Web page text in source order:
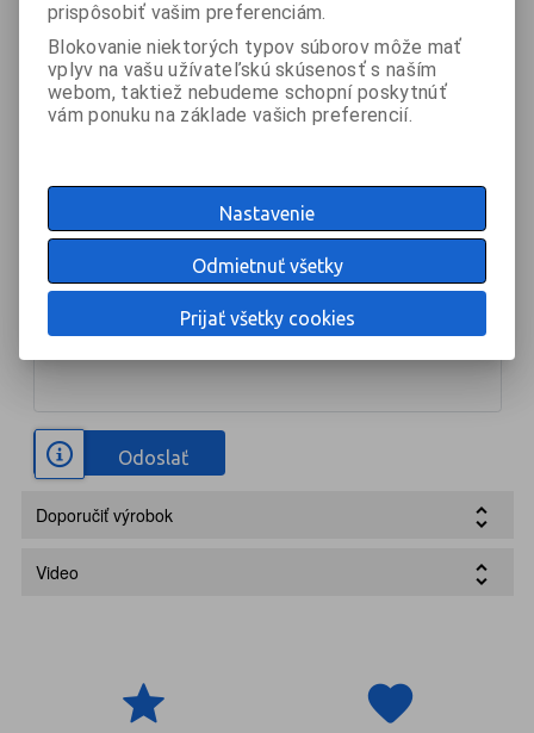
Váš email *
Vaša otázka *
Odoslať
Doporučiť výrobok
Video
grade favorite
prispôsobiť vašim preferenciám.
Blokovanie niektorých typov súborov môže mať
vplyv na vašu užívateľskú skúsenosť s naším
webom, taktiež nebudeme schopní poskytnúť
vám ponuku na základe vašich preferencií.
Nastavenie
Odmietnuť všetky
Prijať všetky cookies